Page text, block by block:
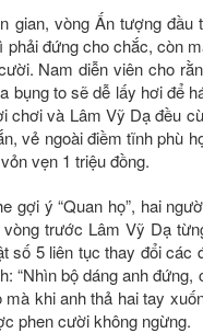
gian, vòng Ấn tượng
phải đứng cho chắc, còn
Nam diễn viên cho
bụng to sẽ dễ lấy hơi để
chơi và Lâm Vỹ Dạ đều
vẻ ngoài điềm tĩnh phù
vẹn 1 triệu đồng.
gợi ý “Quan họ”, hai
trước Lâm Vỹ Dạ
số 5 liên tục thay đổi
“Nhìn bộ dáng anh
khi anh thả hai tay
phen cười không ngừng.